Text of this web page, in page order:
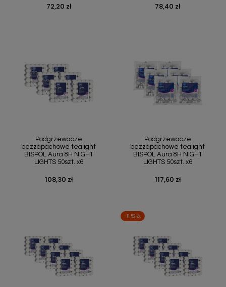
Cena
72,20 zł Cena
78,40 zł
Podgrzewacze
bezzapachowe tealight
BISPOL Aura 8H NIGHT
LIGHTS 50szt. x6
Cena
108,30 zł
Podgrzewacze
bezzapachowe tealight
BISPOL Aura 8H NIGHT
LIGHTS 50szt. x6
Cena
117,60 zł
-11,52 ZŁ